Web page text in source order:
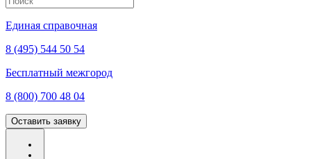
Единая справочная
8 (495) 544 50 54
Бесплатный межгород
8 (800) 700 48 04
Оставить заявку